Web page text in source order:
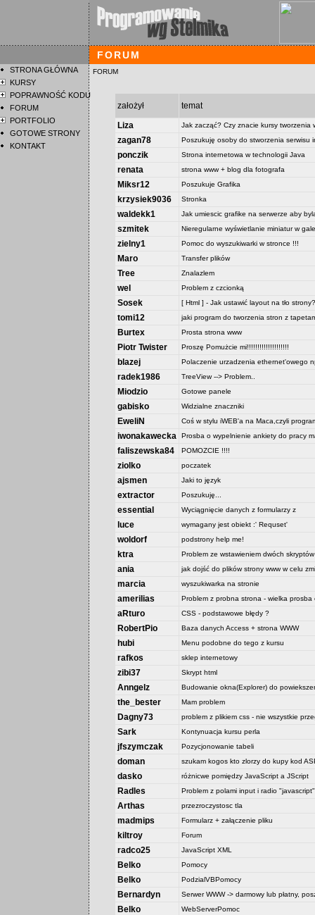
FORUM
FORUM
założył
temat
Liza
Jak zacząć? Czy znacie kursy tworzenia
zagan78 Poszukuję osoby do stworzenia serwisu
ponczik Strona internetowa w technologii Java
renata strona www + blog dla fotografa
Miksr12 Poszukuje Grafika
krzysiek9036 Stronka
waldekk1 Jak umiescic grafike na serwerze aby
szmitek Nieregularne wyświetlanie miniatur w
zielny1 Pomoc do wyszukiwarki w stronce !!!
Maro Transfer plików
Tree Znalazlem
wel Problem z czcionką
Sosek [ Html ] - Jak ustawić layout na tło strony?
tomi12 jaki program do tworzenia stron z
Burtex Prosta strona www
Piotr Twister Proszę Pomużcie mi!!!!!!!!!!!!!!!!!!!!
blazej Polaczenie urzadzenia ethernet'owego
radek1986 TreeView --> Problem..
Miodzio Gotowe panele
gabisko Widzialne znaczniki
EweliN Coś w stylu iWEB'a na Maca,czyli
iwonakawecka Prosba o wypelnienie ankiety do pracy
faliszewska84 POMOZCIE !!!!
ziolko poczatek
ajsmen Jaki to język
extractor Poszukuję...
essential Wyciągnięcie danych z formularzy z
luce wymagany jest obiekt :' Requset'
woldorf podstrony help me!
ktra Problem ze wstawieniem dwóch skryptów
ania jak dojść do plików strony www w celu
marcia wyszukiwarka na stronie
amerilias Problem z probna strona - wielka prosba
aRturo CSS - podstawowe błędy ?
RobertPio Baza danych Access + strona WWW
hubi Menu podobne do tego z kursu
rafkos sklep internetowy
zibi37 Skrypt html
Anngelz Budowanie okna(Explorer) do
the_bester Mam problem
Dagny73 problem z plikiem css - nie wszystkie
Sark Kontynuacja kursu perla
jfszymczak Pozycjonowanie tabeli
doman szukam kogos kto zlorzy do kupy kod
dasko różnicwe pomiędzy JavaScript a JScript
Radles Problem z polami input i radio "javascript"
Arthas przezroczystosc tla
madmips Formularz + załączenie pliku
kiltroy Forum
radco25 JavaScript XML
Belko Pomocy
Belko PodzialVBPomocy
Bernardyn Serwer WWW -> darmowy lub płatny,
Belko WebServerPomoc
STRONA GŁÓWNA
KURSY
POPRAWNOŚĆ KODU
FORUM
PORTFOLIO
GOTOWE STRONY
KONTAKT